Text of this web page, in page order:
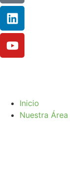
Inicio
Nuestra Área